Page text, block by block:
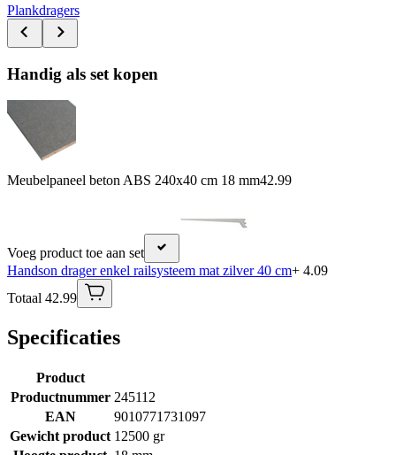
Plankdragers
Handig als set kopen
Meubelpaneel beton ABS 240x40 cm 18 mm42.99
Voeg product toe aan set
Handson drager enkel railsysteem mat zilver 40 cm+ 4.09
Totaal 42.99
Specificaties
Product
Productnummer 245112
EAN
9010771731097
Gewicht product 12500 gr